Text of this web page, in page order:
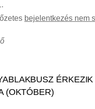
bejelentkezés nem
ÉRKEZIK
(OKTÓBER)